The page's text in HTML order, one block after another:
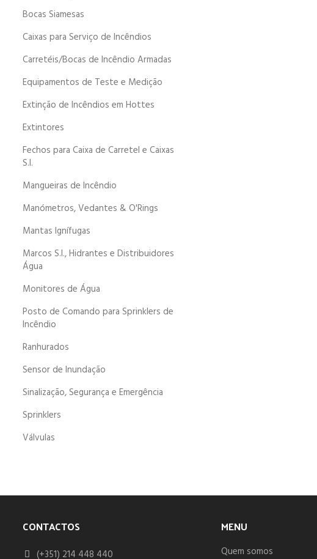
Bocas Siamesas
Caixas para Serviço de Incêndios
Carretéis/Bocas de Incêndio Armadas
Equipamentos de Teste e Medição
Extinção de Incêndios em Hottes
Extintores
Fechos para Caixa de Carretel e Caixas
S.I.
Mangueiras de Incêndio
Manómetros, Vedantes & O'Rings
Mantas Ignífugas
Marcos S.I., Hidrantes e Distribuidores
Água
Monitores de Água
Posto de Comando para Sprinklers de
Incêndio
Ranhurados
Sensor de Inundação
Sinalização, Segurança e Emergência
Sprinklers
Válvulas
CONTACTOS
(+351) 214 448 440
MENU
Quem somos